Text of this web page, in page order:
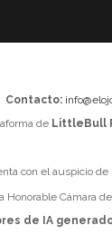
Contacto:
de LittleBull
con el auspicio de
Cámara
de IA